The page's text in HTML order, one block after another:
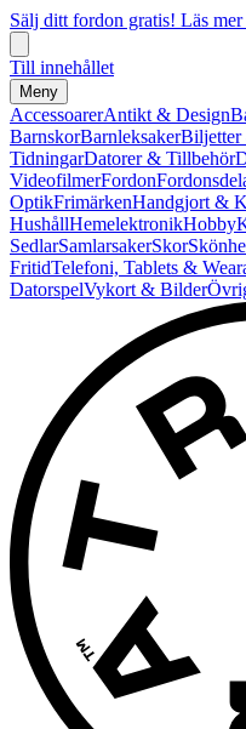
Sälj ditt fordon gratis! Läs
Till innehållet
Meny
AccessoarerAntikt & Design
BarnskorBarnleksakerBiljetter
TidningarDatorer & Tillbehör
VideofilmerFordon
OptikFrimärkenHandgjort &
HushållHemelektronikHobby
SedlarSamlarsakerSkor
FritidTelefoni, Tablets &
DatorspelVykort & Bilder